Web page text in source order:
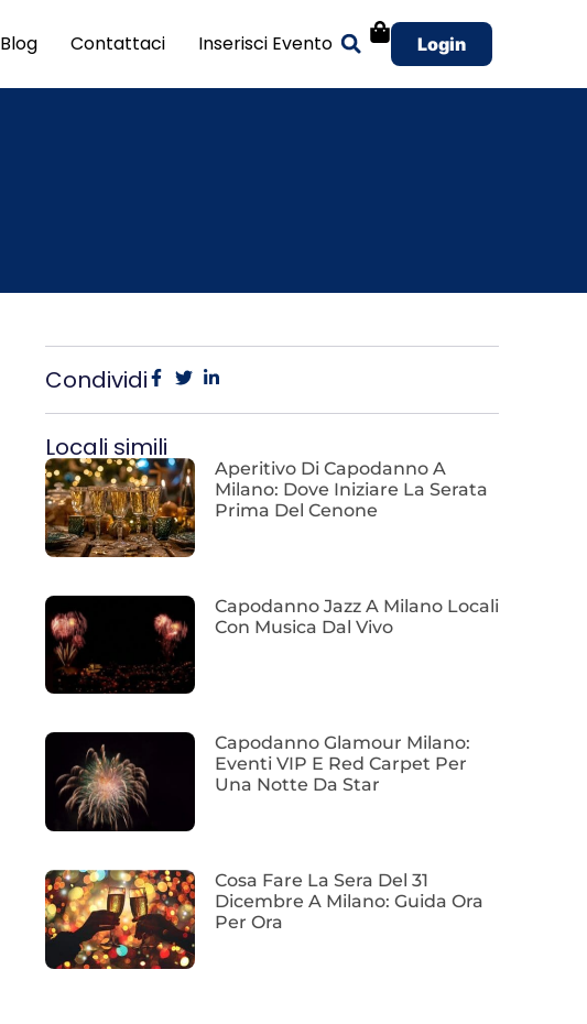
Blog Contattaci Inserisci Evento Login
Condividi
Locali simili
Aperitivo Di Capodanno A
Milano: Dove Iniziare La Serata
Prima Del Cenone
Capodanno Jazz A Milano Locali
Con Musica Dal Vivo
Capodanno Glamour Milano:
Eventi VIP E Red Carpet Per
Una Notte Da Star
Cosa Fare La Sera Del 31
Dicembre A Milano: Guida Ora
Per Ora